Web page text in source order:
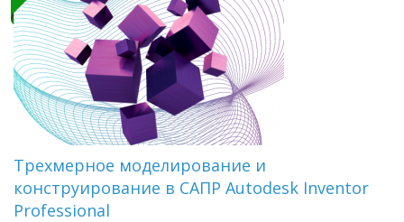
Трехмерное моделирование и
конструирование в САПР Autodesk Inventor
Professional